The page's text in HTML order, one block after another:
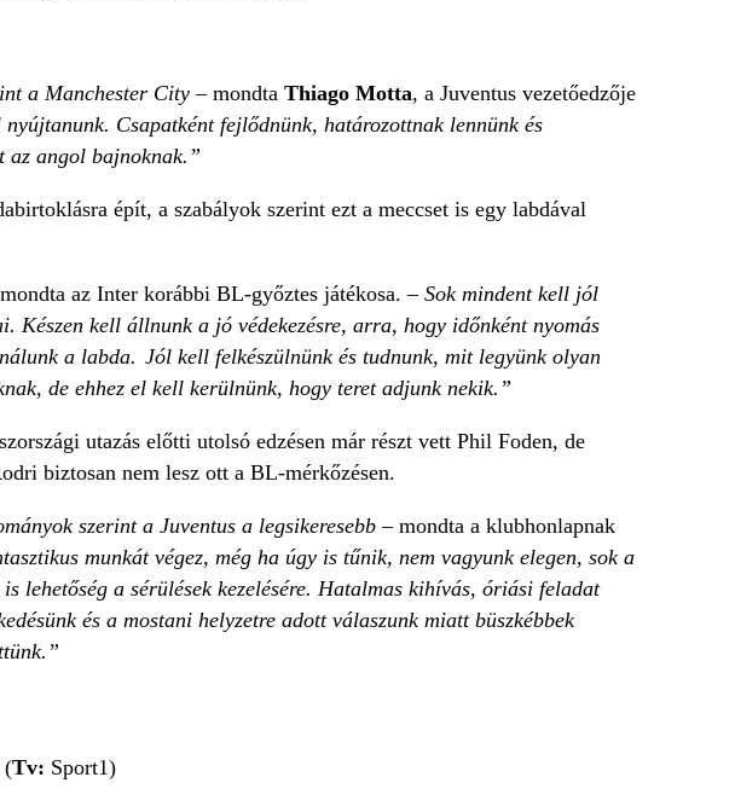
a Manchester City– mondta Thiago Motta, a Juventus vezetőedzője
Csapatként fejlődnünk, határozottnak lennünk és
az angol bajnoknak.”
épít, a szabályok szerint ezt a meccset is egy labdával
az Inter korábbi BL-győztes játékosa. – Sok mindent kell jól
Készen kell állnunk a jó védekezésre, arra, hogy időnként nyomás
a labda. Jól kell felkészülnünk és tudnunk, mit legyünk olyan
de ehhez el kell kerülnünk, hogy teret adjunk nekik.”
utazás előtti utolsó edzésen már részt vett Phil Foden, de
biztosan nem lesz ott a BL-mérkőzésen.
szerint a Juventus a legsikeresebb– mondta a klubhonlapnak
munkát végez, még ha úgy is tűnik, nem vagyunk elegen, sok a
lehetőség a sérülések kezelésére. Hatalmas kihívás, óriási feladat
és a mostani helyzetre adott válaszunk miatt büszkébbek
(Tv: Sport1)